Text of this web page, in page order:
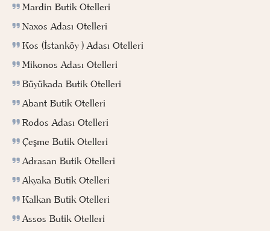
Mardin Butik Otelleri
Naxos Adası Otelleri
Kos (İstanköy ) Adası Otelleri
Mikonos Adası Otelleri
Büyükada Butik Otelleri
Abant Butik Otelleri
Rodos Adası Otelleri
Çeşme Butik Otelleri
Adrasan Butik Otelleri
Akyaka Butik Otelleri
Kalkan Butik Otelleri
Assos Butik Otelleri